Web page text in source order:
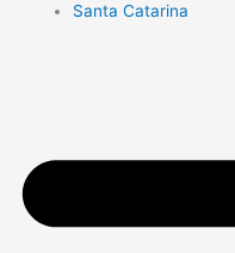
Santa Catarina